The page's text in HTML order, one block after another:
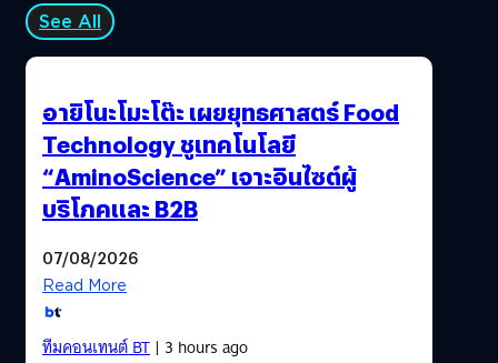
หลายบทเพลงที่มีความงามในท่วงทำนองและเนื้อหาที่
นอกจากจะช่วยกล่อมเกลาจิตใจเราให้ได้รับความผ่อนคลาย
แล้วยังช่วยให้เราได้เข้าใจโลกใบนี้และชีวิตนี้ดีขึ้นอีกนะครับ
ซึ่งเพลงประเภทนี้ผมขอเรียกว่า “เพลงแห่งการตื่นรู้” ก็แล้วกัน
ครับ ซึ่งในวันนี้ผมก็ได้คัดมาเป็นจำนวน 5 เพลงด้วยกันต่าง
ชาติ ต่างภาษา ต่างแนวดนตรีกันไป อย่างไรก็ลองฟังกันดูนะ
ครับ ว่าไปแล้วเราก็ไปเริ่มกันที่เพลงแรกเลยดีกว่าครับ 1. What
Ever will be will be https://www.youtube.com/watch?
v=JpIutjXvK5c อะไรจะเกิดมันก็ต้องเกิด เป็นคำที่ได้ยินกัน
บ่อย แต่เป็นสิ่งที่ต้องใช้เวลาในการเรียนรู้ และ ทำความเข้าใจ
หลายสิ่งเราควบคุมได้ หลายสิ่งเราควบคุมไม่ได้ เราห้ามให้
สายฝนหยุดหลั่งรินไม่ได้ แต่เรากางร่มได้ นั่นคือสิ่งที่เรา
ทำได้…
See All
อายิโนะโมะโต๊ะ เผยยุทธศาสตร์ Food
Technology ชูเทคโนโลยี
“AminoScience” เจาะอินไซต์ผู้
บริโภคและ B2B
07/08/2026
Read More
ทีมคอนเทนต์ BT| 3 hours ago